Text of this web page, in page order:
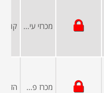
מכרזי עיריות ומועצות
מכרז פרטי